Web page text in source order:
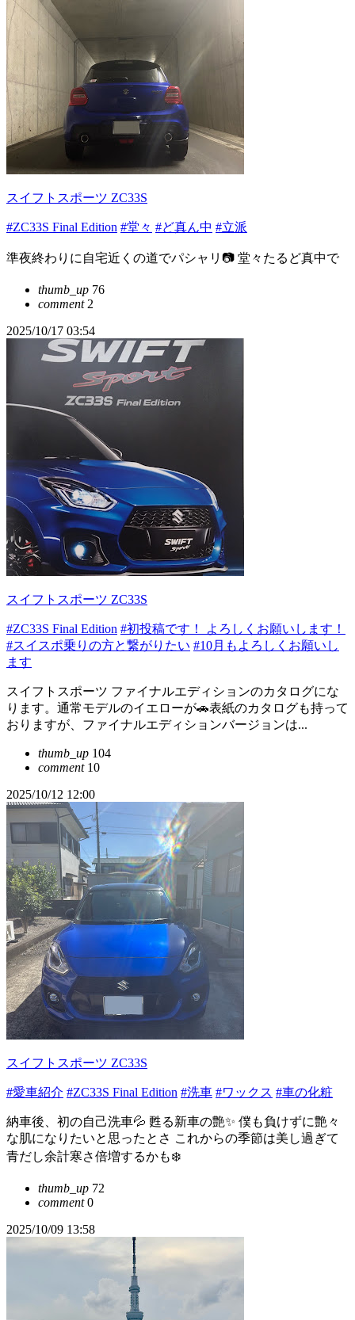
スイフトスポーツ ZC33S
#ZC33S Final Edition #堂々 #ど真ん中 #立派
準夜終わりに自宅近くの道でパシャリ📷 堂々たるど真中で
thumb_up 76
comment2
2025/10/17 03:54
スイフトスポーツ ZC33S
#ZC33S Final Edition #初投稿です！ よろしくお願いします！
#スイスポ乗りの方と繋がりたい #10月もよろしくお願いし
ます
スイフトスポーツ ファイナルエディションのカタログにな
ります。通常モデルのイエローが🚗表紙のカタログも持って
おりますが、ファイナルエディションバージョンは...
thumb_up 104
comment10
2025/10/12 12:00
スイフトスポーツ ZC33S
#愛車紹介 #ZC33S Final Edition #洗車 #ワックス #車の化粧
納車後、初の自己洗車💦 甦る新車の艶✨ 僕も負けずに艶々
な肌になりたいと思ったとさ これからの季節は美し過ぎて
青だし余計寒さ倍増するかも❄️
thumb_up 72
comment0
2025/10/09 13:58